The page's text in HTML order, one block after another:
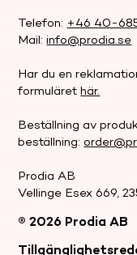
® 2026 Prodia AB
Telefon: +46 40-
Mail:info@prodia.se
Har du en
formulärethär.
Beställning av
beställning:
Prodia AB
Vellinge Esex 669,
.